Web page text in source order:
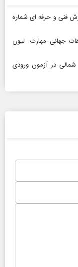
فنی و حرفه ای شماره
جهانی مهارت -لیون
شمالی در آزمون ورودی